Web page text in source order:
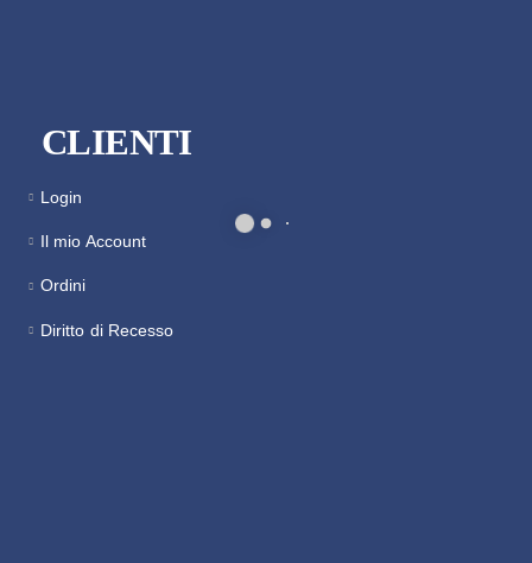
CLIENTI
Login
Il mio Account
Ordini
Diritto di Recesso